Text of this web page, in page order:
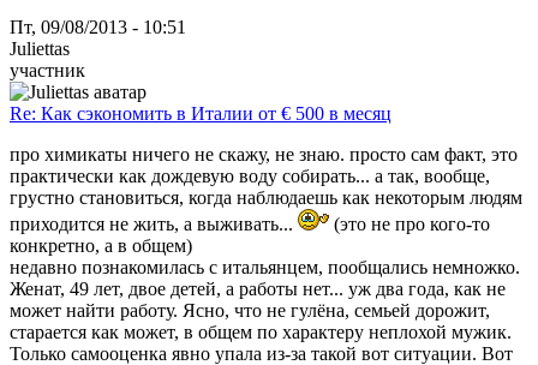
Пт, 09/08/2013 - 10:51
Juliettas
участник
Re: Как сэкономить в Италии от € 500 в месяц
про химикаты ничего не скажу, не знаю. просто сам факт, это
практически как дождевую воду собирать... а так, вообще,
грустно становиться, когда наблюдаешь как некоторым людям
приходится не жить, а выживать...
(это не про кого-то
конкретно, а в общем)
недавно познакомилась с итальянцем, пообщались немножко.
Женат, 49 лет, двое детей, а работы нет... уж два года, как не
может найти работу. Ясно, что не гулёна, семьей дорожит,
старается как может, в общем по характеру неплохой мужик.
Только самооценка явно упала из-за такой вот ситуации. Вот